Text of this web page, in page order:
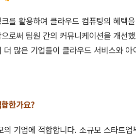
를 활용하여 클라우드 컴퓨팅의 혜택
로써 팀원 간의 커뮤니케이션을 개선
많은 기업들이 클라우드 서비스와
한가요?
기업에 적합합니다. 소규모 스타트